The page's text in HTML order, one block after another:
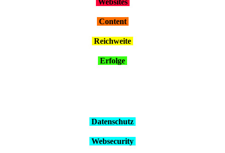
Con­tent
Reich­wei­te
Erfol­ge
Daten­schutz
Web­se­cu­ri­ty